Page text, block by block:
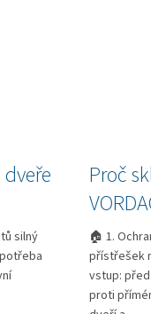
silný
Proč
🏠 1.
přístřešek
vstup:
proti